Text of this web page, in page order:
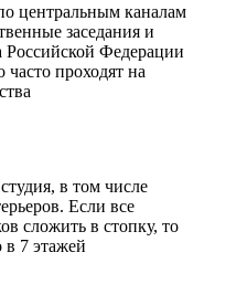
центральным каналам
заседания и
Российской Федерации
часто проходят на
в том числе
Если все
сложить в стопку, то
в 7 этажей